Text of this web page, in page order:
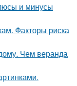
и минусы
Факторы риска
Чем веранда